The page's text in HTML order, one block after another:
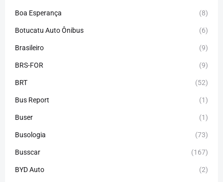
Boa Esperança (8)
Botucatu Auto Ônibus (6)
Brasileiro (9)
BRS-FOR (9)
BRT (52)
Bus Report (1)
Buser (1)
Busologia (73)
Busscar (167)
BYD Auto (2)